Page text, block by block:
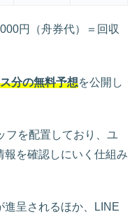
円（舟券代）＝回収
分の無料予想を公開し
フを配置しており、ユ
報を確認しにいく仕組み
進呈されるほか、LINE